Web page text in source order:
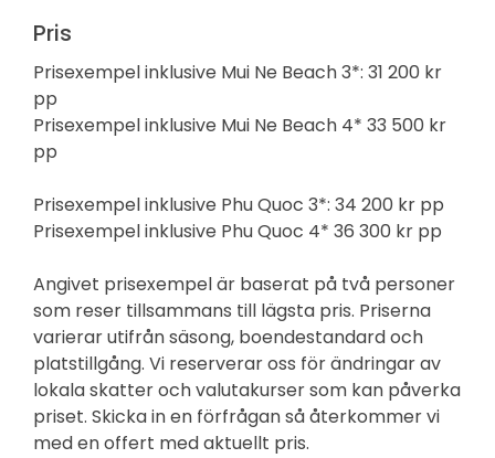
Pris
Prisexempel inklusive Mui Ne Beach 3*: 31 200 kr
pp
Prisexempel inklusive Mui Ne Beach 4* 33 500 kr
pp
Prisexempel inklusive Phu Quoc 3*: 34 200 kr pp
Prisexempel inklusive Phu Quoc 4* 36 300 kr pp
Angivet prisexempel är baserat på två personer
som reser tillsammans till lägsta pris. Priserna
varierar utifrån säsong, boendestandard och
platstillgång. Vi reserverar oss för ändringar av
lokala skatter och valutakurser som kan påverka
priset. Skicka in en förfrågan så återkommer vi
med en offert med aktuellt pris.